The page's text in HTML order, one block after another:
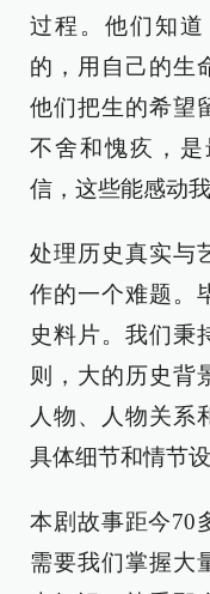
过程。他们知
的，用自己的生
他们把生的希望
不舍和愧疚，
信，这些能感动
处理历史真实与
作的一个难题。
史料片。我们秉
则，大的历史背
人物、人物关系
具体细节和情节
本剧故事距今70
需要我们掌握大